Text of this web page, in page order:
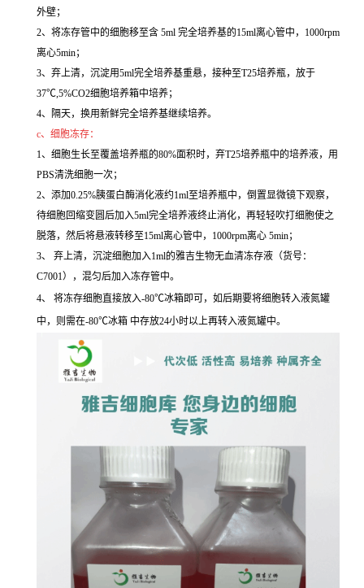
外壁；
2、将冻存管中的细胞移至含 5ml 完全培养基的15ml离心管中，1000rpm
离心5min；
3、弃上清，沉淀用5ml完全培养基重悬，接种至T25培养瓶，放于
37℃,5%CO2细胞培养箱中培养；
4、隔天，换用新鲜完全培养基继续培养。
c、细胞冻存：
1、细胞生长至覆盖培养瓶的80%面积时，弃T25培养瓶中的培养液，用
PBS清洗细胞一次；
2、添加0.25%胰蛋白酶消化液约1ml至培养瓶中，倒置显微镜下观察，
待细胞回缩变圆后加入5ml完全培养液终止消化，再轻轻吹打细胞使之
脱落，然后将悬液转移至15ml离心管中，1000rpm离心 5min；
3、 弃上清，沉淀细胞加入1ml的雅吉生物无血清冻存液（货号：
C7001），混匀后加入冻存管中。
4、 将冻存细胞直接放入-80℃冰箱即可，如后期要将细胞转入液氮罐
中，则需在-80℃冰箱 中存放24小时以上再转入液氮罐中。